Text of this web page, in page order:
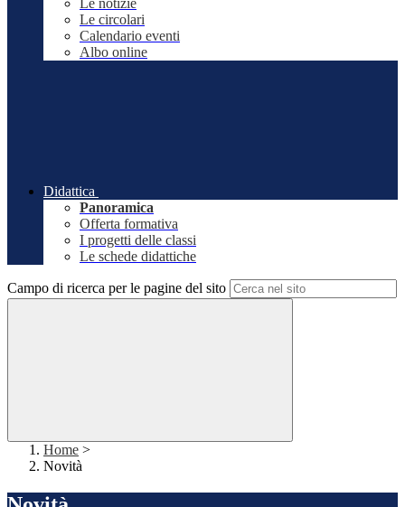
Le notizie
Le circolari
Calendario eventi
Albo online
Didattica
Panoramica
Offerta formativa
I progetti delle classi
Le schede didattiche
Campo di ricerca per le pagine del sito
Home >
Novità